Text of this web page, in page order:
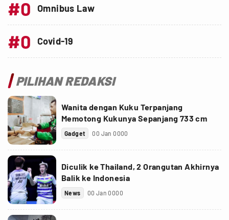
#0 Omnibus Law
#0 Covid-19
PILIHAN REDAKSI
Wanita dengan Kuku Terpanjang
Memotong Kukunya Sepanjang 733 cm
Gadget 00 Jan 0000
Diculik ke Thailand, 2 Orangutan Akhirnya
Balik ke Indonesia
News 00 Jan 0000